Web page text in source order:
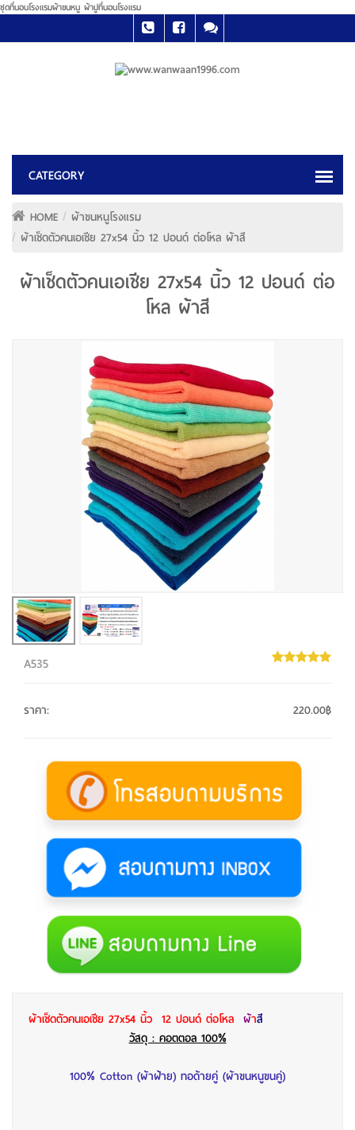
ชุดที่นอนโรงแรมผ้าขนหนู ผ้าปูที่นอนโรงแรม
HOME
ผ้าขนหนูโรงแรม
ผ้าเช็ดตัวคนเอเชีย 27x54 นิ้ว 12 ปอนด์ ต่อโหล ผ้าสี
ผ้าเช็ดตัวคนเอเชีย 27x54 นิ้ว 12 ปอนด์ ต่อ
โหล ผ้าสี
A535
ราคา: 220.00฿
ผ้าเช็ดตัวคนเอเชีย 27x54 นิ้ว 12 ปอนด์ ต่อโหล ผ้าสี
วัสดุ : คอตตอล 100%
100% Cotton (ผ้าฝ้าย) ทอด้ายคู่ (ผ้าขนหนูขนคู่)